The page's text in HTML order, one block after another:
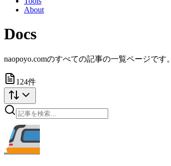
About
Docs
naopoyo.comのすべての記事の一覧ページです。
124件